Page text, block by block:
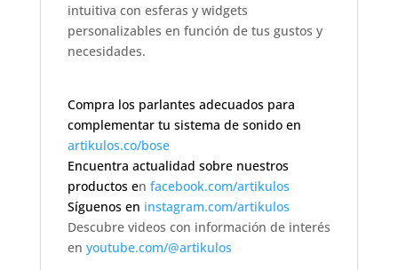
intuitiva con esferas y widgets
personalizables en función de tus gustos y
necesidades.
Compra los parlantes adecuados para
complementar tu sistema de sonido en
artikulos.co/bose
Encuentra actualidad sobre nuestros
productos en facebook.com/artikulos
Síguenos en instagram.com/artikulos
Descubre videos con información de interés
en youtube.com/@artikulos